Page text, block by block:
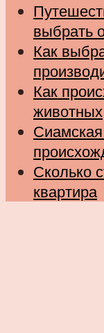
выбрать
Как
Как
животных
Сколько
квартира